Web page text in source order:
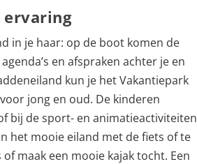
ervaring
in je haar: op de boot komen de
en afspraken achter je en
kun je het Vakantiepark
jong en oud. De kinderen
bij de sport- en
het mooie eiland met de fiets of te
maak een mooie kajak tocht. Een